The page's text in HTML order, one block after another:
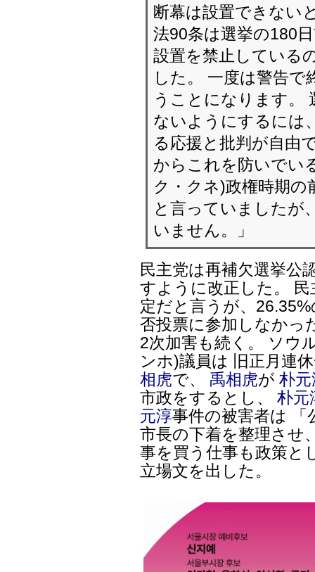
断幕は設置できない
法90条は選挙の180
設置を禁止している
した。 一度は警告
うことになります。
ないようにするには
る応援と批判が自由
からこれを防いでい
ク・クネ)政権時期
と言っていましたが
いません。」
民主党は再補欠選挙公
すように改正した。
定だと言うが、
否投票に参加しなかっ
2次加害も続く。 ソウ
ンホ)議員は 旧正月連
相虎で、 禹相虎が朴
市政をするとし、朴元
元淳事件の被害者は 「
市長の下着を整理させ
事を買う仕事も政策と
立場文を出した。